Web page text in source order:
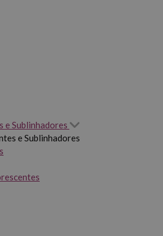
e Sublinhadores
e Sublinhadores